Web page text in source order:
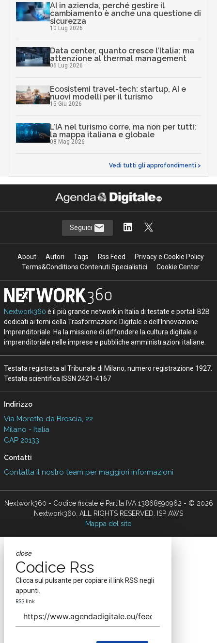
AI in azienda, perché gestire il
cambiamento è anche una questione di
sicurezza
10 Lug 2026
Data center, quanto cresce l’Italia: ma
attenzione al thermal management
06 Lug 2026
Ecosistemi travel-tech: startup, AI e
nuovi modelli per il turismo
15 Giu 2026
L’IA nel turismo corre, ma non per tutti:
la mappa italiana e globale
08 Mag 2026
Vedi tutti gli approfondimenti >
Seguici
About Autori Tags Rss Feed
Privacy e Cookie Policy
Terms&Conditions Contenuti Specialistici
Cookie Center
Nextwork360 è il più grande network in Italia di testate e portali B2B
dedicati ai temi della Trasformazione Digitale e dell’Innovazione
Imprenditoriale. Ha la missione di diffondere la cultura digitale e
imprenditoriale nelle imprese e pubbliche amministrazioni italiane.
Testata registrata al Tribunale di Milano, numero registrazione 1927.
Testata scientifica ISSN 2421-4167
Indirizzo
Via Moretto da Brescia, 22
Milano - Italia
CAP 20133
Contatti
Contatta il nostro team per maggiori informazioni
Nextwork360 - Codice fiscale e Partita IVA 13868590962 - © 2026
Nextwork360. ALL RIGHTS RESERVED. ISP AWS
Mappa del sito
close
Codice Rss
Clicca sul pulsante per copiare il link RSS negli
appunti.
RSS link